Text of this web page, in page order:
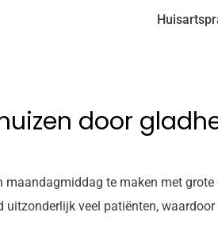
door
te maken met
veel patiënten,